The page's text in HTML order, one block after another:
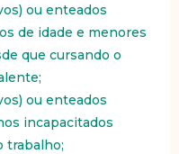
ou enteados
de idade e menores
que cursando o
ou enteados
incapacitados
trabalho;